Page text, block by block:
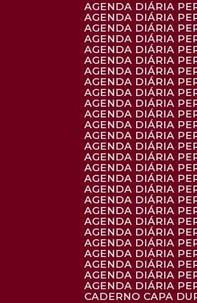
AGENDA DIÁRIA
AGENDA DIÁRIA
AGENDA DIÁRIA
AGENDA DIÁRIA
AGENDA DIÁRIA
AGENDA DIÁRIA
AGENDA DIÁRIA
AGENDA DIÁRIA
AGENDA DIÁRIA
AGENDA DIÁRIA
AGENDA DIÁRIA
AGENDA DIÁRIA
AGENDA DIÁRIA
AGENDA DIÁRIA
AGENDA DIÁRIA
AGENDA DIÁRIA
AGENDA DIÁRIA
AGENDA DIÁRIA
AGENDA DIÁRIA
AGENDA DIÁRIA
AGENDA DIÁRIA
AGENDA DIÁRIA
AGENDA DIÁRIA
AGENDA DIÁRIA
AGENDA DIÁRIA
AGENDA DIÁRIA
AGENDA DIÁRIA
CADERNO CAPA